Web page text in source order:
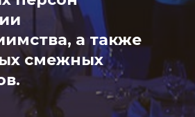
а также
смежных